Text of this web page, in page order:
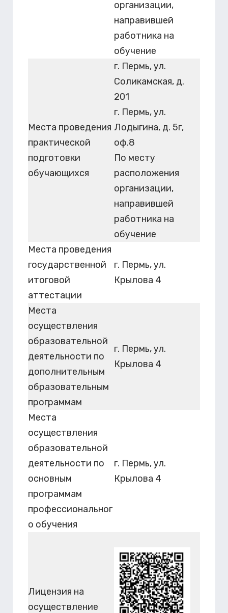
организации,
направившей
работника на
обучение
Места проведения
практической
подготовки
обучающихся
г. Пермь, ул.
Соликамская, д.
201
г. Пермь, ул.
Лодыгина, д. 5г,
оф.8
По месту
расположения
организации,
направившей
работника на
обучение
Места проведения
государственной
итоговой
аттестации
г. Пермь, ул.
Крылова 4
Места
осуществления
образовательной
деятельности по
дополнительным
образовательным
программам
г. Пермь, ул.
Крылова 4
Места
осуществления
образовательной
деятельности по
основным
программам
профессиональног
о обучения
г. Пермь, ул.
Крылова 4
Лицензия на
осуществление